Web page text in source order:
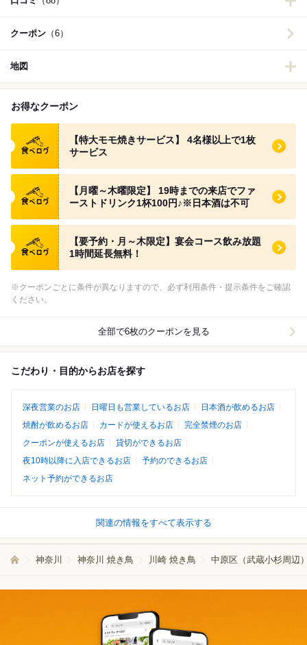
クーポン （6）
地図
お得なクーポン
食べログ クーポン
【特大モモ焼きサービス】 4名様以上で1枚
サービス
食べログ クーポン
【月曜～木曜限定】 19時までの来店でファ
ーストドリンク1杯100円♪※日本酒は不可
食べログ クーポン
【要予約・月～木限定】宴会コース飲み放題
1時間延長無料！
※クーポンごとに条件が異なりますので、必ず利用条件・提示条件をご確認
ください。
全部で6枚のクーポンを見る
こだわり・目的からお店を探す
深夜営業のお店 日曜日も営業しているお店
日本酒が飲めるお店
焼酎が飲めるお店
カードが使えるお店
完全禁煙のお店
クーポンが使えるお店
貸切ができるお店
夜10時以降に入店できるお店
予約のできるお店
ネット予約ができるお店
関連の情報をすべて表示する
神奈川 神奈川 焼き鳥 川崎 焼き鳥 中原区（武蔵小杉周辺